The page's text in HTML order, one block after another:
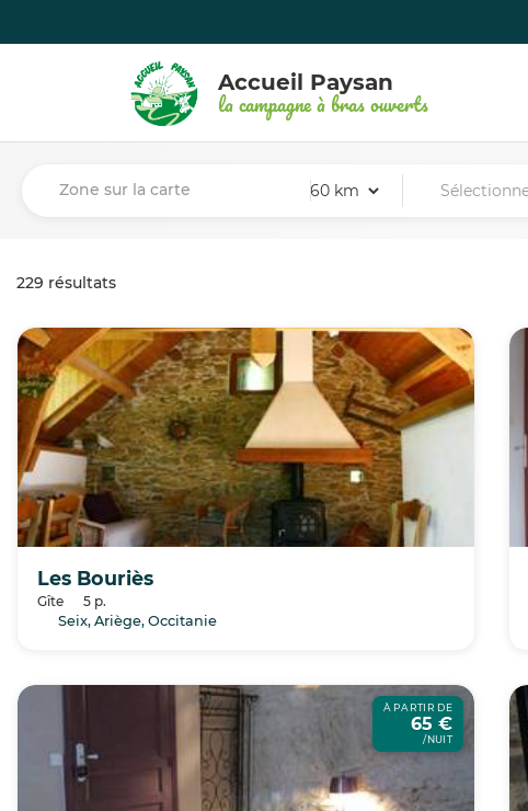
Accueil Paysan
la campagne à bras ouverts
Zone sur la carte
229 résultats
Les Bouriès
Gîte
5 p.
Seix, Ariège, Occitanie
À PARTIR DE
65 €
/NUIT